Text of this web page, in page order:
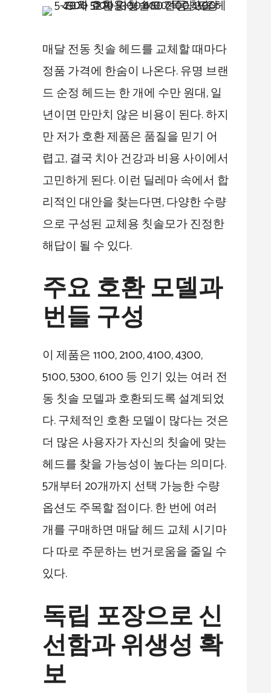
매달 전동 칫솔 헤드를 교체할 때마다
정품 가격에 한숨이 나온다. 유명 브랜
드 순정 헤드는 한 개에 수만 원대, 일
년이면 만만치 않은 비용이 된다. 하지
만 저가 호환 제품은 품질을 믿기 어
렵고, 결국 치아 건강과 비용 사이에서
고민하게 된다. 이런 딜레마 속에서 합
리적인 대안을 찾는다면, 다양한 수량
으로 구성된 교체용 칫솔모가 진정한
해답이 될 수 있다.
주요 호환 모델과
번들 구성
이 제품은 1100, 2100, 4100, 4300,
5100, 5300, 6100 등 인기 있는 여러 전
동 칫솔 모델과 호환되도록 설계되었
다. 구체적인 호환 모델이 많다는 것은
더 많은 사용자가 자신의 칫솔에 맞는
헤드를 찾을 가능성이 높다는 의미다.
5개부터 20개까지 선택 가능한 수량
옵션도 주목할 점이다. 한 번에 여러
개를 구매하면 매달 헤드 교체 시기마
다 따로 주문하는 번거로움을 줄일 수
있다.
독립 포장으로 신
선함과 위생성 확
보